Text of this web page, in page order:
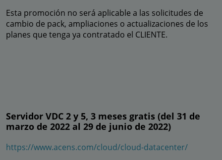
Esta promoción no será aplicable a las solicitudes de
cambio de pack, ampliaciones o actualizaciones de los
planes que tenga ya contratado el CLIENTE.
Servidor VDC 2 y 5, 3 meses gratis (del 31 de
marzo de 2022 al 29 de junio de 2022)
https://www.acens.com/cloud/cloud-datacenter/